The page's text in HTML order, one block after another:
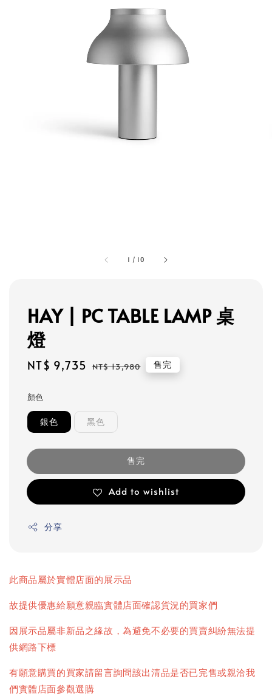
1 / 10
HAY | PC TABLE LAMP 桌
燈
Sale
NT$ 9,735 Regular
NT$ 13,980 售完
顏色
銀色 黑色
售完
Add to wishlist
分享
此商品屬於實體店面的展示品
故提供優惠給願意親臨實體店面確認貨況的買家們
因展示品屬非新品之緣故，為避免不必要的買賣糾紛無法提
供網路下標
有願意購買的買家請留言詢問該出清品是否已完售或親洽我
們實體店面參觀選購